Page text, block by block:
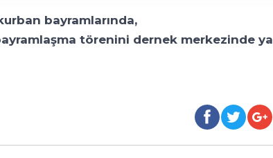
bayramlarında,
törenini dernek merkezinde